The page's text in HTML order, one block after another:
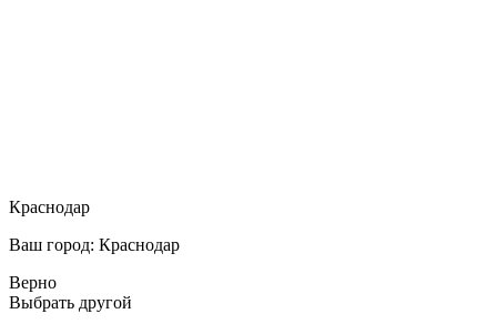
Краснодар
Ваш город: Краснодар
Верно
Выбрать другой